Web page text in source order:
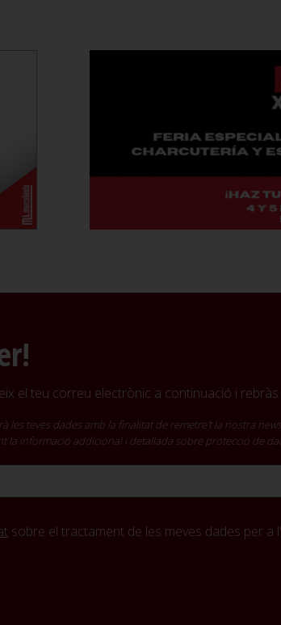
el teu correu electrònic a continuació i
les teves dades amb la finalitat de remetre't la nostra
la informació addicional i detallada sobre protecció de
sobre el tractament de les meves dades per a